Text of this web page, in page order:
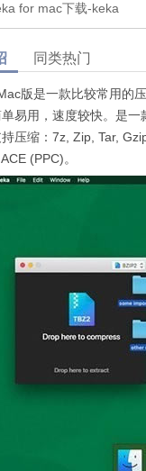
for mac下载-keka
同类热门
是一款比较常用的压
易用，速度较快。是
压缩：7z, Zip, Tar,
(PPC)。